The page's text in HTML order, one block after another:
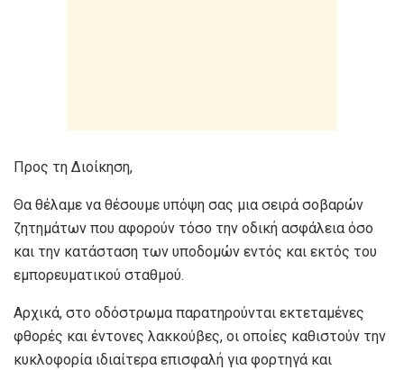
Προς τη Διοίκηση,
Θα θέλαμε να θέσουμε υπόψη σας μια σειρά σοβαρών
ζητημάτων που αφορούν τόσο την οδική ασφάλεια όσο
και την κατάσταση των υποδομών εντός και εκτός του
εμπορευματικού σταθμού.
Αρχικά, στο οδόστρωμα παρατηρούνται εκτεταμένες
φθορές και έντονες λακκούβες, οι οποίες καθιστούν την
κυκλοφορία ιδιαίτερα επισφαλή για φορτηγά και